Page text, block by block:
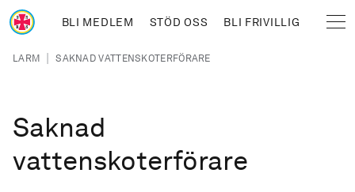
Hoppa till huvudinnehåll
BLI MEDLEM STÖD OSS BLI FRIVILLIG
Länkstig
LARM | SAKNAD VATTENSKOTERFÖRARE
Saknad
vattenskoterförare